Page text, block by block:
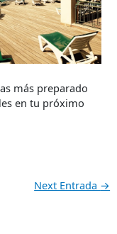
más preparado
en tu próximo
Next Entrada →